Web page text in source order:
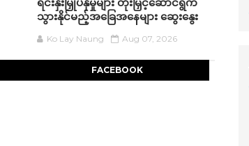
သွားနိုင်မည့်အခြေအနေများ ဆွေးနွေး
Ko Lay Naung Aug 07, 2026
FACEBOOK